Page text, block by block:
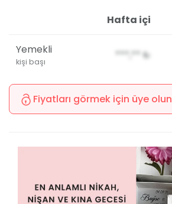
Hafta içi
Yemekli
kişi başı
***,** ₺
Fiyatları görmek için üye olun